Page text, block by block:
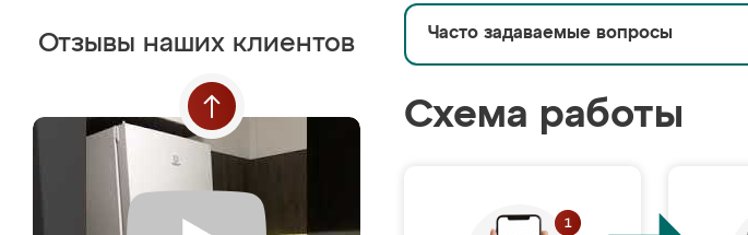
Отзывы наших клиентов Часто задаваемые вопросы
Схема работы